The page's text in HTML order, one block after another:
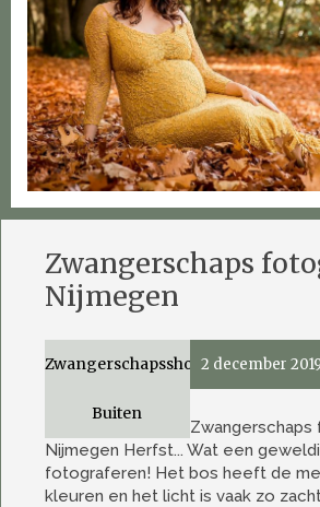
Zwangerschaps
Nijmegen
2 december
Zwangerschapsshoot
Buiten
Nijmegen Herfst... Wat een
fotograferen! Het bos heeft de
kleuren en het licht is vaak zo